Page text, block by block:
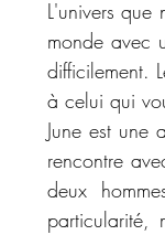
L'univers
monde avec
difficilement.
à celui qui
June est une
rencontre
deux
particularité,